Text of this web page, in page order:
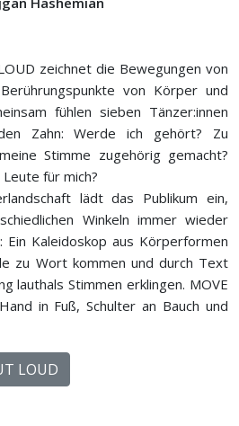
zeichnet die Bewegungen von
von Körper und
fühlen sieben Tänzer:innen
Zahn: Werde ich gehört? Zu
Stimme zugehörig gemacht?
für mich?
lädt das Publikum ein,
Winkeln immer wieder
Ein Kaleidoskop aus Körperformen
zu Wort kommen und durch Text
lauthals Stimmen erklingen. MOVE
in Fuß, Schulter an Bauch und
LOUD